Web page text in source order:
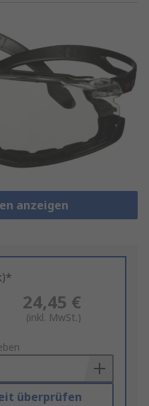
anzeigen
24,45 €
(inkl. MwSt.)
überprüfen